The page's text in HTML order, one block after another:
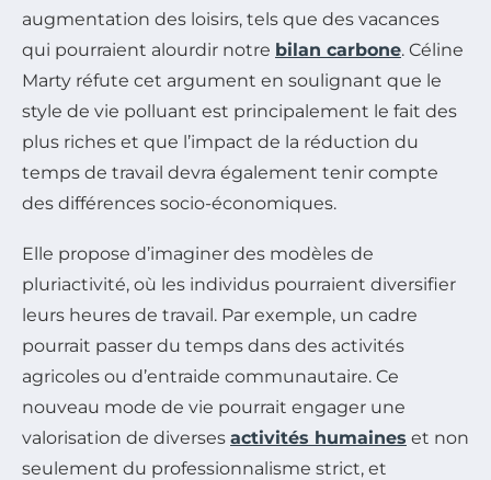
augmentation des loisirs, tels que des vacances
qui pourraient alourdir notre bilan carbone. Céline
Marty réfute cet argument en soulignant que le
style de vie polluant est principalement le fait des
plus riches et que l’impact de la réduction du
temps de travail devra également tenir compte
des différences socio-économiques.
Elle propose d’imaginer des modèles de
pluriactivité, où les individus pourraient diversifier
leurs heures de travail. Par exemple, un cadre
pourrait passer du temps dans des activités
agricoles ou d’entraide communautaire. Ce
nouveau mode de vie pourrait engager une
valorisation de diverses activités humaines et non
seulement du professionnalisme strict, et